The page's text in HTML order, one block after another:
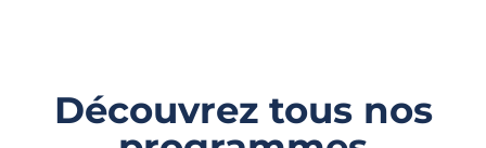
Découvrez tous nos